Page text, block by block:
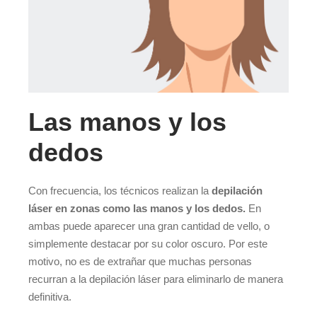
Las manos y los
dedos
Con frecuencia, los técnicos realizan la depilación
láser en zonas como las manos y los dedos. En
ambas puede aparecer una gran cantidad de vello, o
simplemente destacar por su color oscuro. Por este
motivo, no es de extrañar que muchas personas
recurran a la depilación láser para eliminarlo de manera
definitiva.